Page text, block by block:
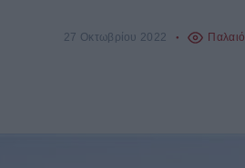
27 Οκτωβρίου 2022